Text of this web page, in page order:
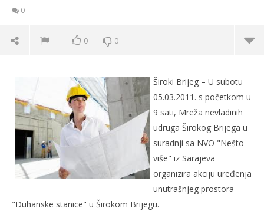
0
0 0
Široki Brijeg – U subotu
05.03.2011. s početkom u
9 sati, Mreža nevladinih
udruga Širokog Brijega u
suradnji sa NVO "Nešto
više" iz Sarajeva
organizira akciju uređenja
unutrašnjeg prostora
"Duhanske stanice" u Širokom Brijegu.